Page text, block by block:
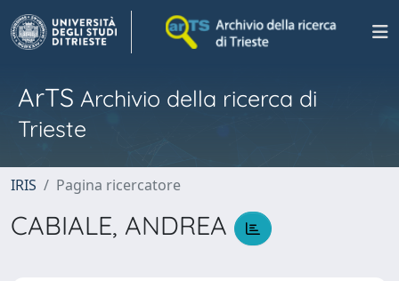
ArTS Archivio della ricerca di
Trieste
IRIS Pagina ricercatore
CABIALE, ANDREA